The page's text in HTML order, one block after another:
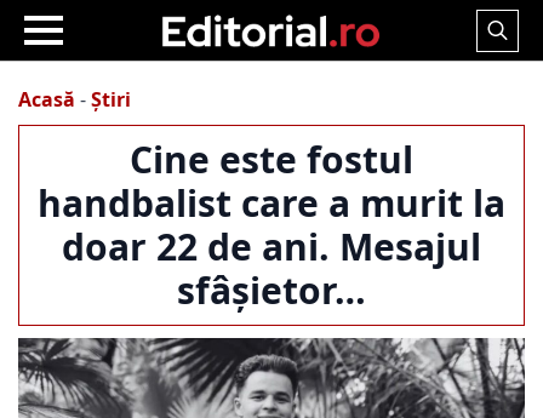
Search
Acasă -Știri
Cine este fostul
handbalist care a murit la
doar 22 de ani. Mesajul
sfâșietor…